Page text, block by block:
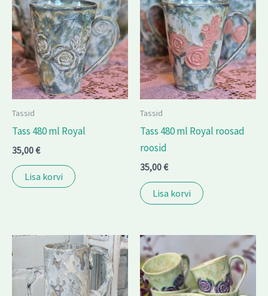
Tassid
Tass 480 ml Royal
35,00€
Lisa korvi
Tassid
Tass 480 ml Royal roosad
roosid
35,00€
Lisa korvi